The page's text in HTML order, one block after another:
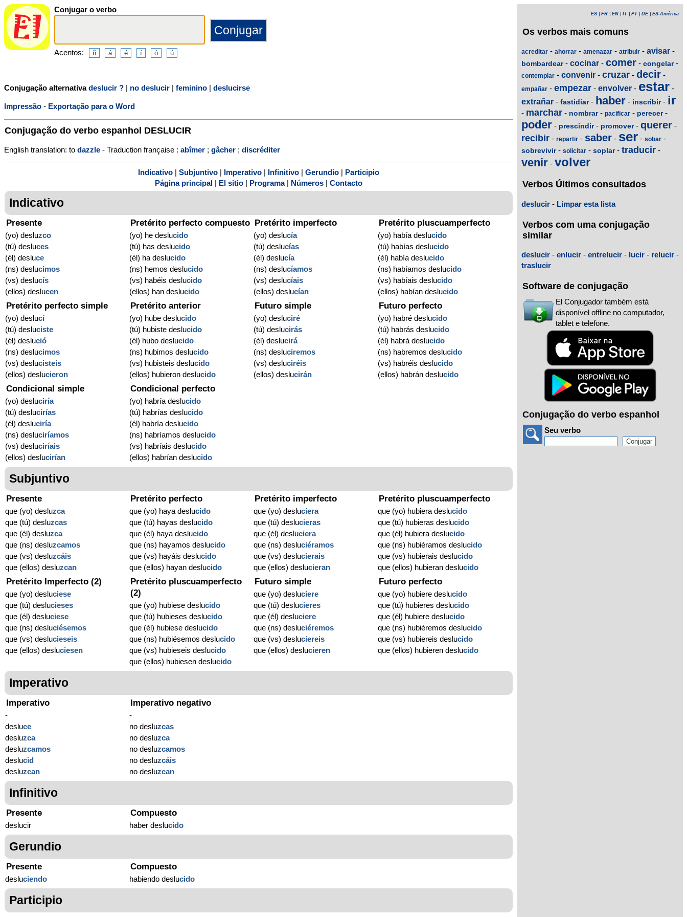
Conjugar o verbo
Acentos:
Conjugação alternativadeslucir ? | no deslucir | feminino | deslucirse
Impressão - Exportação para o Word
Conjugação do verbo espanhol DESLUCIR
English translation: to dazzle - Traduction française : abîmer ; gâcher ; discréditer
Indicativo Subjuntivo Imperativo Infinitivo Gerundio
Participio
Página principal
El sitio Programa| Números Contacto
Indicativo
Presente
(yo) desluzco
(tú) desluces
(él) desluce
(ns) deslucimos
(vs) deslucís
(ellos) deslucen
Pretérito perfecto compuesto
(yo) he deslucido
(tú) has deslucido
(él) ha deslucido
(ns) hemos deslucido
(vs) habéis deslucido
(ellos) han deslucido
Pretérito imperfecto
(yo) deslucía
(tú) deslucías
(él) deslucía
(ns) deslucíamos
(vs) deslucíais
(ellos) deslucían
Pretérito pluscuamperfecto
(yo) había deslucido
(tú) habías deslucido
(él) había deslucido
(ns) habíamos deslucido
(vs) habíais deslucido
(ellos) habían deslucido
Pretérito perfecto simple
(yo) deslucí
(tú) desluciste
(él) deslució
(ns) deslucimos
(vs) deslucisteis
(ellos) deslucieron
Pretérito anterior
(yo) hube deslucido
(tú) hubiste deslucido
(él) hubo deslucido
(ns) hubimos deslucido
(vs) hubisteis deslucido
(ellos) hubieron deslucido
Futuro simple
(yo) desluciré
(tú) deslucirás
(él) deslucirá
(ns) desluciremos
(vs) desluciréis
(ellos) deslucirán
Futuro perfecto
(yo) habré deslucido
(tú) habrás deslucido
(él) habrá deslucido
(ns) habremos deslucido
(vs) habréis deslucido
(ellos) habrán deslucido
Condicional simple
(yo) desluciría
(tú) deslucirías
(él) desluciría
(ns) desluciríamos
(vs) desluciríais
(ellos) deslucirían
Condicional perfecto
(yo) habría deslucido
(tú) habrías deslucido
(él) habría deslucido
(ns) habríamos deslucido
(vs) habríais deslucido
(ellos) habrían deslucido
Subjuntivo
Presente
que (yo) desluzca
que (tú) desluzcas
que (él) desluzca
que (ns) desluzcamos
que (vs) desluzcáis
que (ellos) desluzcan
Pretérito perfecto
que (yo) haya deslucido
que (tú) hayas deslucido
que (él) haya deslucido
que (ns) hayamos deslucido
que (vs) hayáis deslucido
que (ellos) hayan deslucido
Pretérito imperfecto
que (yo) desluciera
que (tú) deslucieras
que (él) desluciera
que (ns) desluciéramos
que (vs) deslucierais
que (ellos) deslucieran
Pretérito pluscuamperfecto
que (yo) hubiera deslucido
que (tú) hubieras deslucido
que (él) hubiera deslucido
que (ns) hubiéramos deslucido
que (vs) hubierais deslucido
que (ellos) hubieran deslucido
Pretérito Imperfecto (2)
que (yo) desluciese
que (tú) deslucieses
que (él) desluciese
que (ns) desluciésemos
que (vs) deslucieseis
que (ellos) desluciesen
Pretérito pluscuamperfecto
(2)
que (yo) hubiese deslucido
que (tú) hubieses deslucido
que (él) hubiese deslucido
que (ns) hubiésemos deslucido
que (vs) hubieseis deslucido
que (ellos) hubiesen deslucido
Futuro simple
que (yo) desluciere
que (tú) deslucieres
que (él) desluciere
que (ns) desluciéremos
que (vs) desluciereis
que (ellos) deslucieren
Futuro perfecto
que (yo) hubiere deslucido
que (tú) hubieres deslucido
que (él) hubiere deslucido
que (ns) hubiéremos deslucido
que (vs) hubiereis deslucido
que (ellos) hubieren deslucido
Imperativo
Imperativo
-
desluce
desluzca
desluzcamos
deslucid
desluzcan
Imperativo negativo
-
no desluzcas
no desluzca
no desluzcamos
no desluzcáis
no desluzcan
Infinitivo
Presente
deslucir
Compuesto
haber deslucido
Gerundio
Presente
desluciendo
Compuesto
habiendo deslucido
Participio
ES FR EN IT PT DE| ES-América
Os verbos mais comuns
acreditar - ahorrar - amenazar - atribuir - avisar -
bombardear- cocinar - comer - congelar-
contemplar - convenir - cruzar - decir -
empañar - empezar - envolver - estar -
extrañar - fastidiar- haber - inscribir- ir
- marchar - nombrar- pacificar - perecer-
poder - prescindir- promover- querer -
recibir - repartir - saber - ser - sobar -
sobrevivir- solicitar - soplar- traducir -
venir - volver
Verbos Últimos consultados
deslucir - Limpar esta lista
Verbos com uma conjugação
similar
deslucir - enlucir - entrelucir - lucir - relucir -
traslucir
Software de conjugação
El Conjugador também está
disponível offline no computador,
tablet e telefone.
Conjugação do verbo espanhol
Seu verbo